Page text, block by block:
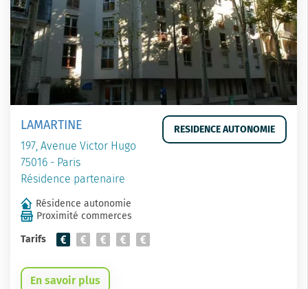
LAMARTINE
197, Avenue Victor Hugo
75016 - Paris
Résidence partenaire
RESIDENCE AUTONOMIE
Résidence autonomie
Proximité commerces
Tarifs
En savoir plus